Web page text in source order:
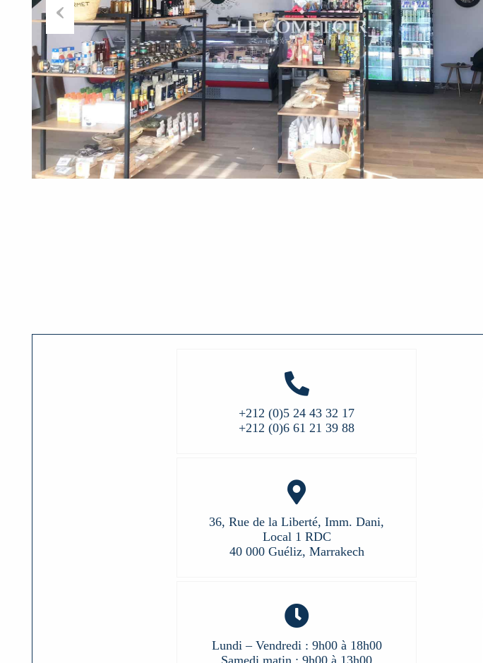
Previous
+212 (0)5 24 43 32 17
+212 (0)6 61 21 39 88
36, Rue de la Liberté, Imm. Dani,
Local 1 RDC
40 000 Guéliz, Marrakech
Lundi – Vendredi : 9h00 à 18h00
Samedi matin : 9h00 à 13h00